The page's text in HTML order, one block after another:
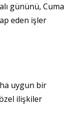
gününü, Cuma
eden işler
uygun bir
ilişkiler